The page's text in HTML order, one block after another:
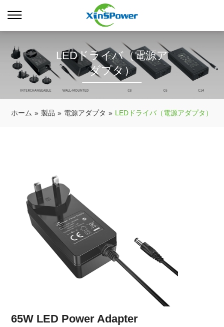
LEDドライバ（電源ア
ダプタ）
ホーム » 製品 » 電源アダプタ » LEDドライバ（電源アダプタ）
65W LED Power Adapter